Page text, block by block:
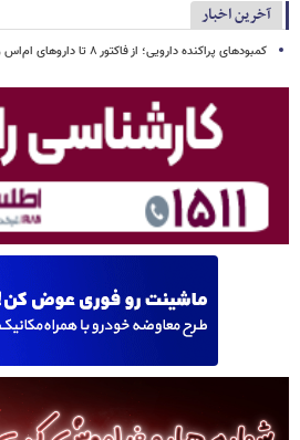
آخرین اخبار
کمبودهای پراکنده دارویی؛ از فاکتور ۸ تا داروهای ام‌اس و دیابت/ چندماه ذخیره دارویی داریم؟